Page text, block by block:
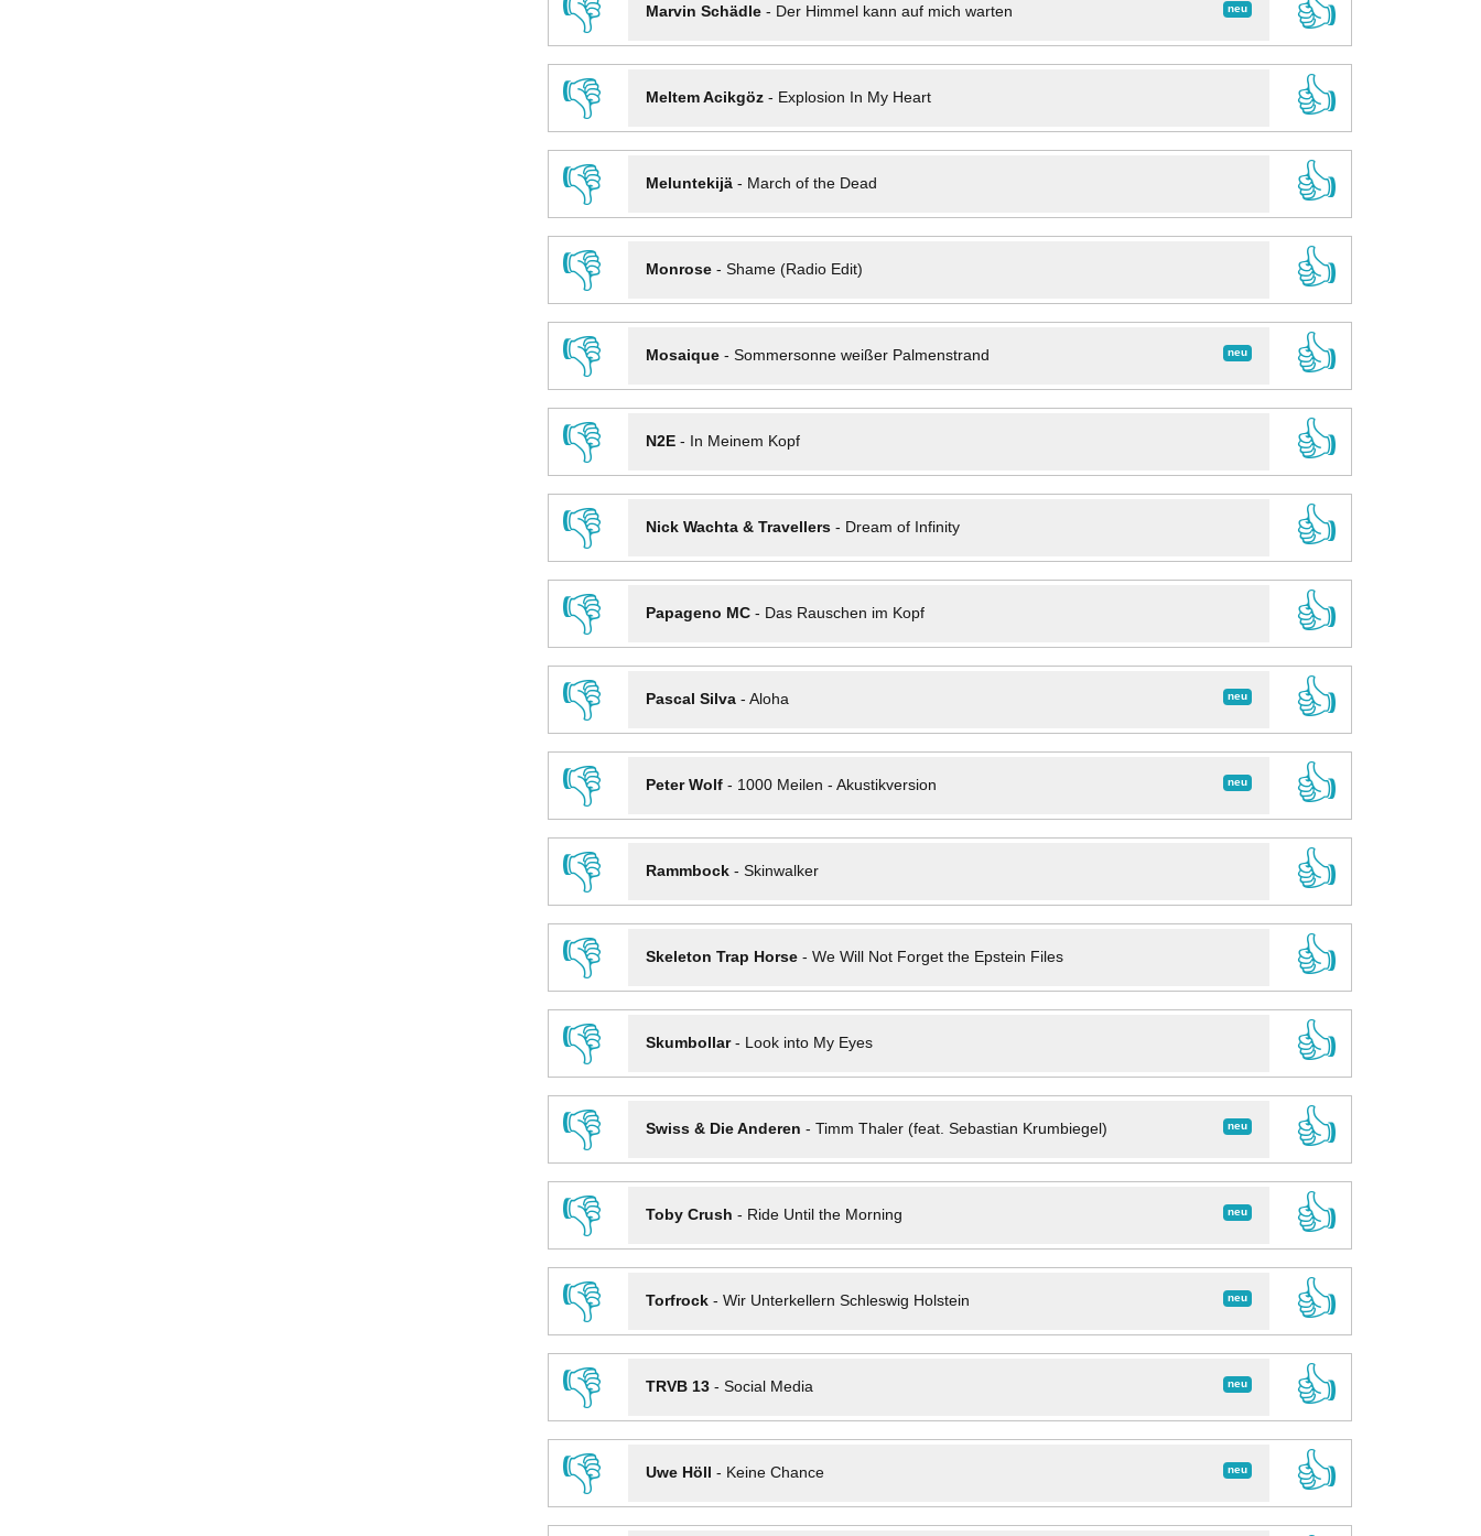
👎
neu
Marvin Schädle- Der Himmel kann auf mich warten
👍
👎
Meltem Acikgöz- Explosion In My Heart
👍
👎
Meluntekijä- March of the Dead
👍
👎
Monrose- Shame (Radio Edit)
👍
👎
neu
Mosaique- Sommersonne weißer Palmenstrand
👍
👎
N2E- In Meinem Kopf
👍
👎
Nick Wachta & Travellers- Dream of Infinity
👍
👎
Papageno MC- Das Rauschen im Kopf
👍
👎
neu
Pascal Silva- Aloha
👍
👎
neu
Peter Wolf- 1000 Meilen - Akustikversion
👍
👎
Rammbock- Skinwalker
👍
👎
Skeleton Trap Horse- We Will Not Forget the Epstein Files
👍
👎
Skumbollar- Look into My Eyes
👍
👎
neu
Swiss & Die Anderen - Timm Thaler (feat. Sebastian Krumbiegel)
👍
👎
neu
Toby Crush - Ride Until the Morning
👍
👎
neu
Torfrock- Wir Unterkellern Schleswig Holstein
👍
👎
neu
TRVB 13- Social Media
👍
👎
neu
Uwe Höll - Keine Chance
👍